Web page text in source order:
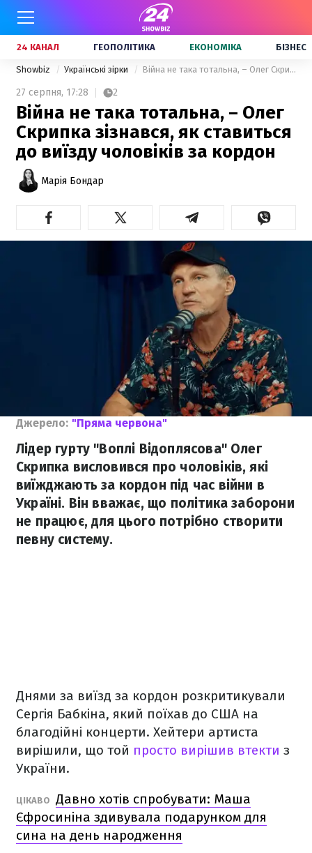
24 КАНАЛ ГЕОПОЛІТИКА ЕКОНОМІКА БІЗНЕС
Showbiz Українські зірки Війна не така тотальна, – Олег Скрипка зізнався, як ставиться до виїзду чоловіків за кордон
27 серпня, 17:28 2
Війна не така тотальна, – Олег
Скрипка зізнався, як ставиться
до виїзду чоловіків за кордон
Марія Бондар
Джерело: "Пряма червона"
Лідер гурту "Воплі Відоплясова" Олег
Скрипка висловився про чоловіків, які
виїжджають за кордон під час війни в
Україні. Він вважає, що політика заборони
не працює, для цього потрібно створити
певну систему.
Днями за виїзд за кордон розкритикували
Сергія Бабкіна, який поїхав до США на
благодійні концерти. Хейтери артиста
вирішили, що той просто вирішив втекти з
України.
ЦІКАВО Давно хотів спробувати: Маша
Єфросиніна здивувала подарунком для
сина на день народження